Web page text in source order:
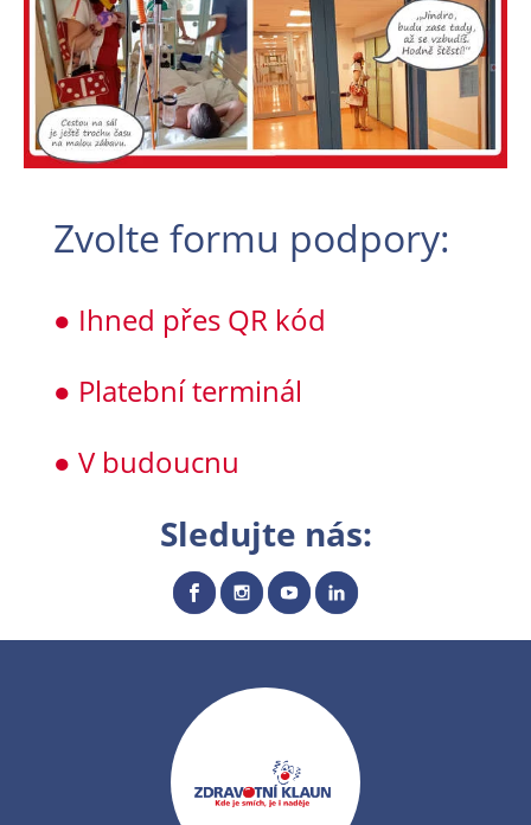
Zvolte formu podpory:
● Ihned přes QR kód
● Platební terminál
● V budoucnu
Sledujte nás: